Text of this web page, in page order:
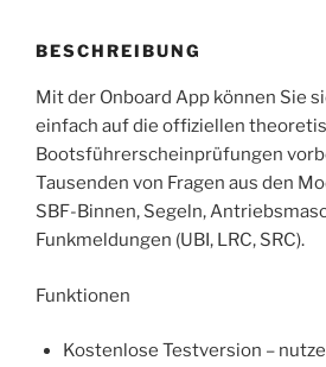
BESCHREIBUNG
Mit der Onboard App können Sie
einfach auf die offiziellen
Bootsführerscheinprüfungen
Tausenden von Fragen aus den
SBF-Binnen, Segeln,
Funkmeldungen (UBI, LRC, SRC).
Funktionen
Kostenlose Testversion –